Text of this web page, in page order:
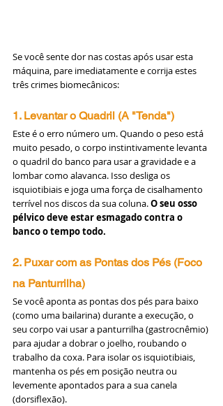
Se você sente dor nas costas após usar esta
máquina, pare imediatamente e corrija estes
três crimes biomecânicos:
1. Levantar o Quadril (A "Tenda")
Este é o erro número um. Quando o peso está
muito pesado, o corpo instintivamente levanta
o quadril do banco para usar a gravidade e a
lombar como alavanca. Isso desliga os
isquiotibiais e joga uma força de cisalhamento
terrível nos discos da sua coluna. O seu osso
pélvico deve estar esmagado contra o
banco o tempo todo.
2. Puxar com as Pontas dos Pés (Foco
na Panturrilha)
Se você aponta as pontas dos pés para baixo
(como uma bailarina) durante a execução, o
seu corpo vai usar a panturrilha (gastrocnêmio)
para ajudar a dobrar o joelho, roubando o
trabalho da coxa. Para isolar os isquiotibiais,
mantenha os pés em posição neutra ou
levemente apontados para a sua canela
(dorsiflexão).